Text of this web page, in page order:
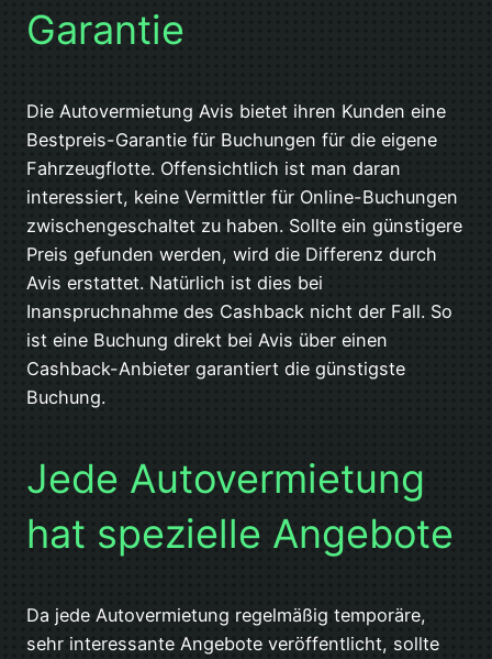
Garantie
Die Autovermietung Avis bietet ihren Kunden eine
Bestpreis-Garantie für Buchungen für die eigene
Fahrzeugflotte. Offensichtlich ist man daran
interessiert, keine Vermittler für Online-Buchungen
zwischengeschaltet zu haben. Sollte ein günstigere
Preis gefunden werden, wird die Differenz durch
Avis erstattet. Natürlich ist dies bei
Inanspruchnahme des Cashback nicht der Fall. So
ist eine Buchung direkt bei Avis über einen
Cashback-Anbieter garantiert die günstigste
Buchung.
Jede Autovermietung
hat spezielle Angebote
Da jede Autovermietung regelmäßig temporäre,
sehr interessante Angebote veröffentlicht, sollte